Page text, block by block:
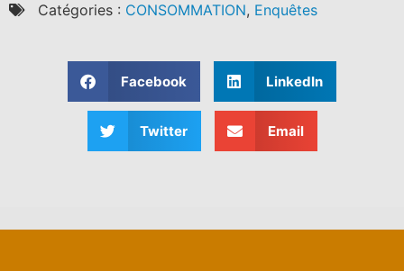
Catégories : CONSOMMATION, Enquêtes
Facebook LinkedIn
Twitter Email